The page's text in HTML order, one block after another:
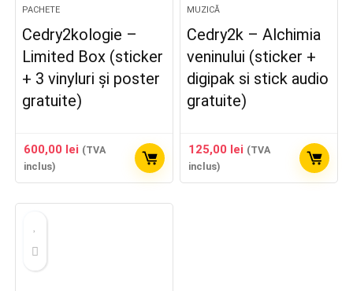
PACHETE
Cedry2kologie –
Limited Box (sticker
+ 3 vinyluri și poster
gratuite)
600,00 lei (TVA
inclus)
MUZICĂ
Cedry2k – Alchimia
veninului (sticker +
digipak si stick audio
gratuite)
125,00 lei (TVA
inclus)